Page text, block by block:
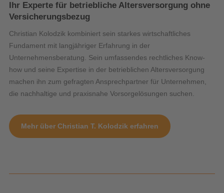
Ihr Experte für betriebliche Altersversorgung ohne
Versicherungsbezug
Christian Kolodzik kombiniert sein starkes wirtschaftliches
Fundament mit langjähriger Erfahrung in der
Unternehmensberatung. Sein umfassendes rechtliches Know-
how und seine Expertise in der betrieblichen Altersversorgung
machen ihn zum gefragten Ansprechpartner für Unternehmen,
die nachhaltige und praxisnahe Vorsorgelösungen suchen.
Mehr über Christian T. Kolodzik erfahren